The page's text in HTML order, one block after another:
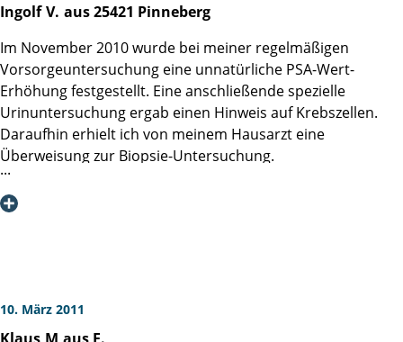
Ingolf V. aus 25421 Pinneberg
Im November 2010 wurde bei meiner regelmäßigen
Vorsorgeuntersuchung eine unnatürliche PSA-Wert-
Erhöhung festgestellt. Eine anschließende spezielle
Urinuntersuchung ergab einen Hinweis auf Krebszellen.
Daraufhin erhielt ich von meinem Hausarzt eine
Überweisung zur Biopsie-Untersuchung.
Ich habe im Internet gesurft und bin dabei auf die
Ich habe mich dann in der Martini-Klinik zur Biopsie
angemeldet, die leider auch ein positives Ergebnis
10. März 2011